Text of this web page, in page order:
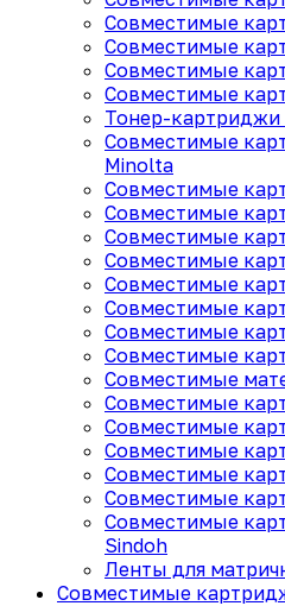
Совместимые
Совместимые
Совместимые
Совместимые
Тонер-картриджи
Совместимые
Minolta
Совместимые
Совместимые
Совместимые
Совместимые
Совместимые
Совместимые
Совместимые
Совместимые
Совместимые
Совместимые
Совместимые
Совместимые
Совместимые
Совместимые
Совместимые
Sindoh
Ленты для
Совместимые